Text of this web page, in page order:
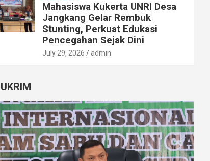
Mahasiswa Kukerta UNRI Desa
Jangkang Gelar Rembuk
Stunting, Perkuat Edukasi
Pencegahan Sejak Dini
July 29, 2026 admin